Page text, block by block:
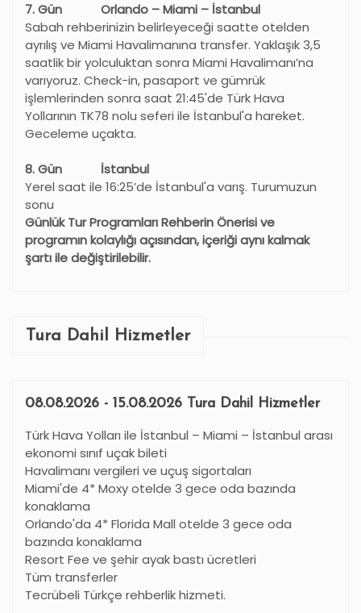
7. Gün Orlando – Miami – İstanbul
Sabah rehberinizin belirleyeceği saatte otelden
ayrılış ve Miami Havalimanına transfer. Yaklaşık 3,5
saatlik bir yolculuktan sonra Miami Havalimanı’na
varıyoruz. Check-in, pasaport ve gümrük
işlemlerinden sonra saat 21:45'de Türk Hava
Yollarının TK78 nolu seferi ile İstanbul'a hareket.
Geceleme uçakta.
8. Gün İstanbul
Yerel saat ile 16:25’de İstanbul'a varış. Turumuzun
sonu
Günlük Tur Programları Rehberin Önerisi ve
programın kolaylığı açısından, içeriği aynı kalmak
şartı ile değiştirilebilir.
Tura Dahil Hizmetler
08.08.2026 - 15.08.2026 Tura Dahil Hizmetler
Türk Hava Yolları ile İstanbul – Miami – İstanbul arası
ekonomi sınıf uçak bileti
Havalimanı vergileri ve uçuş sigortaları
Miami'de 4* Moxy otelde 3 gece oda bazında
konaklama
Orlando'da 4* Florida Mall otelde 3 gece oda
bazında konaklama
Resort Fee ve şehir ayak bastı ücretleri
Tüm transferler
Tecrübeli Türkçe rehberlik hizmeti.